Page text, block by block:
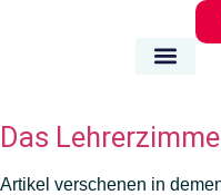
Das
Artikel verschenen in